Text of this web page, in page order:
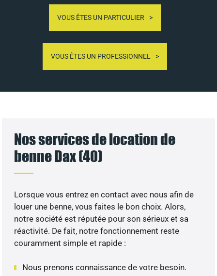
VOUS ÊTES UN PARTICULIER
VOUS ÊTES UN PROFESSIONNEL
Nos services de location de
benne Dax (40)
Lorsque vous entrez en contact avec nous afin de
louer une benne, vous faites le bon choix. Alors,
notre société est réputée pour son sérieux et sa
réactivité. De fait, notre fonctionnement reste
couramment simple et rapide :
Nous prenons connaissance de votre besoin.